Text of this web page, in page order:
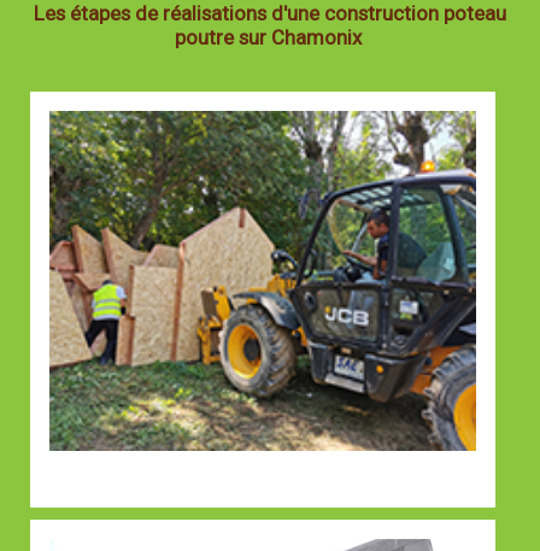
Les étapes de réalisations d'une construction poteau
poutre sur Chamonix